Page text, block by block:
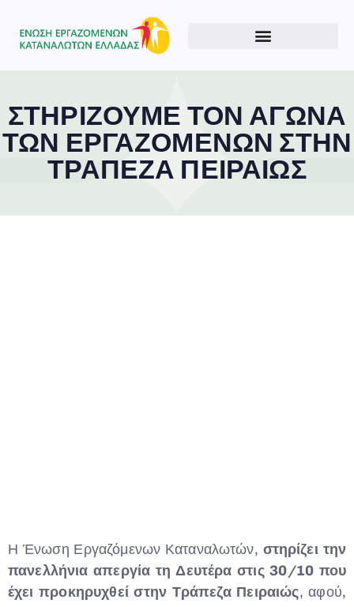
ΣΤΗΡΙΖΟΥΜΕ ΤΟΝ ΑΓΩΝΑ
ΤΩΝ ΕΡΓΑΖΟΜΕΝΩΝ ΣΤΗΝ
ΤΡΑΠΕΖΑ ΠΕΙΡΑΙΩΣ
Η Ένωση Εργαζόμενων Καταναλωτών, στηρίζει την
πανελλήνια απεργία τη Δευτέρα στις 30/10 που
έχει προκηρυχθεί στην Τράπεζα Πειραιώς, αφού,